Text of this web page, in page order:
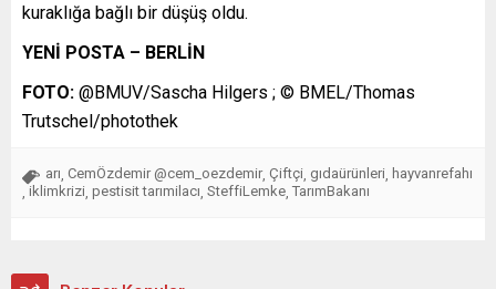
kuraklığa bağlı bir düşüş oldu.
YENİ POSTA – BERLİN
FOTO: @BMUV/Sascha Hilgers ; © BMEL/Thomas
Trutschel/photothek
arı CemÖzdemir @cem_oezdemir Çiftçi gıdaürünleri hayvanrefahı
iklimkrizi pestisit tarımilacı SteffiLemke TarımBakanı